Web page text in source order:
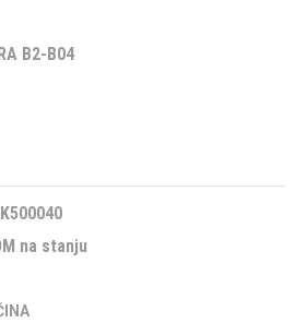
B2-B04
na stanju